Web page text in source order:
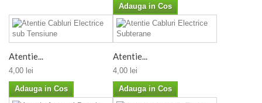
Adauga in Cos
Atentie...
4,00 lei
Adauga in Cos
Atentie...
4,00 lei
Adauga in Cos